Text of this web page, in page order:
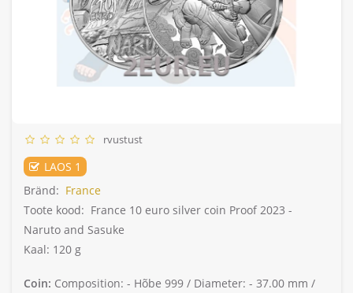
rvustust
LAOS 1
Bränd: France
Toote kood: France 10 euro silver coin Proof 2023 -
Naruto and Sasuke
Kaal: 120 g
Coin: Composition: - Hõbe 999 / Diameter: - 37.00 mm /